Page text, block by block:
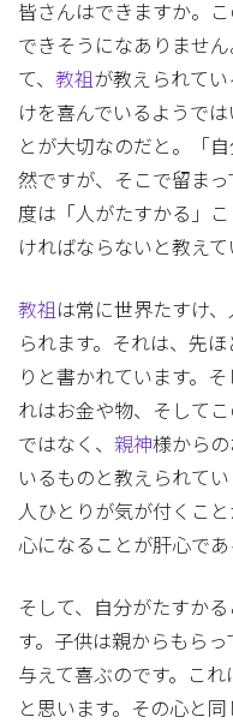
皆さんはできますか。
できそうになありませ
て、 教祖 が教えられて
けを喜んでいるようで
とが大切なのだと。「
然ですが、そこで留ま
度は「人がたすかる」
ければならないと教えて
教祖 は常に世界たすけ
られます。それは、先
りと書かれています。
れはお金や物、そして
ではなく、 親神様から
いるものと教えられて
人ひとりが気が付くこ
心になることが肝心であ
そして、自分がたすか
す。子供は親からもら
与えて喜ぶのです。こ
と思います。その心と